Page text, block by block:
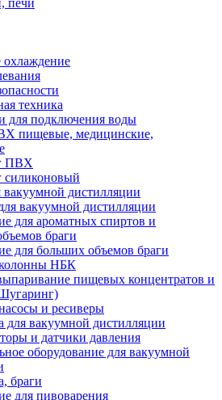
техника
для подключения воды
пищевые, медицинские,
ПВХ
дистилляции
вакуумной дистилляции
для ароматных спиртов и
браги
для больших объемов браги
НБК
пищевых концентратов и
и ресиверы
для вакуумной дистилляции
и датчики давления
оборудование для вакуумной
браги
для пивоварения